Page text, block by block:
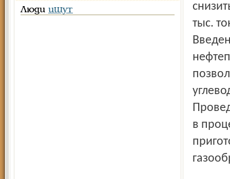
Люди ищут
тыс.
в